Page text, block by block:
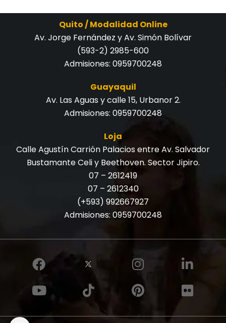
Quito / Modalidad Online
Av. Jorge Fernández y Av. Simón Bolívar
(593-2) 2985-600
Admisiones: 0959700248
Guayaquil
Av. Las Aguas y calle 15, Urbanor 2.
Admisiones: 0959700248
Loja
Calle Agustín Carrión Palacios entre Av. Salvador
Bustamante Celi y Beethoven. Sector Jipiro.
07 – 2612419
07 – 2612340
(+593) 992667927
Admisiones: 0959700248